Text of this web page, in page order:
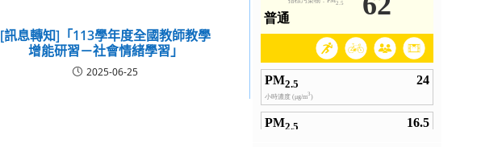
[訊息轉知]「113學年度全國教師教學
增能研習－社會情緒學習」
2025-06-25